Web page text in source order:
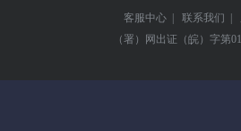
客服中心 | 联系我们 |
（署）网出证（皖）字第